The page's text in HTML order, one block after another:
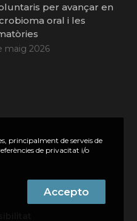
per avançar en
oral i les
maig 2026
principalment de serveis de
de privacitat i/o
Accepto